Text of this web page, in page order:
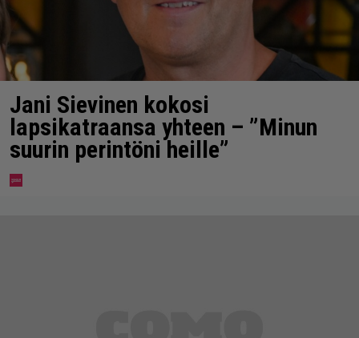
Jani Sievinen kokosi
lapsikatraansa yhteen – ”Minun
suurin perintöni heille”